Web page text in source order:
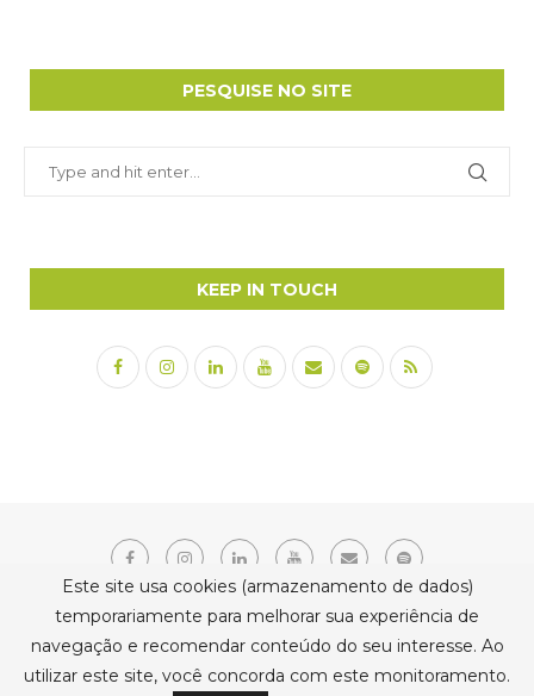
PESQUISE NO SITE
KEEP IN TOUCH
Copyright © 2021 Erika Belmonte. Todos os direitos reservados.
Este site usa cookies (armazenamento de dados)
temporariamente para melhorar sua experiência de
navegação e recomendar conteúdo do seu interesse. Ao
utilizar este site, você concorda com este monitoramento.